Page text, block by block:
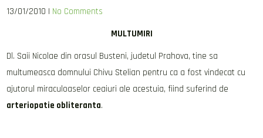
13/01/2010 | No Comments
MULTUMIRI
Dl. Saii Nicolae din orasul Busteni, judetul Prahova, tine sa
multumeasca domnului Chivu Stelian pentru ca a fost vindecat cu
ajutorul miraculoaselor ceaiuri ale acestuia, fiind suferind de
arteriopatie obliteranta.